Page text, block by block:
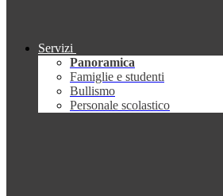
Servizi
Panoramica
Famiglie e studenti
Bullismo
Personale scolastico